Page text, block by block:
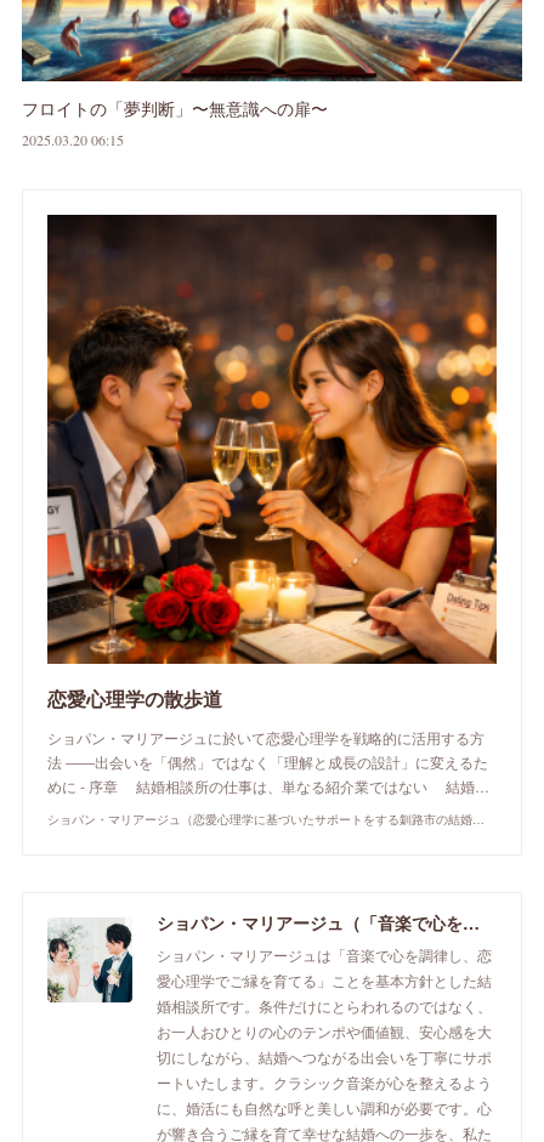
フロイトの「夢判断」〜無意識への扉〜
2025.03.20 06:15
恋愛心理学の散歩道
ショパン・マリアージュに於いて恋愛心理学を戦略的に活用する方
法 ――出会いを「偶然」ではなく「理解と成長の設計」に変えるた
めに - 序章 結婚相談所の仕事は、単なる紹介業ではない 結婚…
ショパン・マリアージュ（「音楽で心を調律し恋愛心理学でご縁を育てる」釧路市の結婚相談所）/ 全国結婚相談事業者連盟正規加盟店 / cherry-piano.com
ショパン・マリアージュは「音楽で心を調律し、恋
愛心理学でご縁を育てる」ことを基本方針とした結
婚相談所です。条件だけにとらわれるのではなく、
お一人おひとりの心のテンポや価値観、安心感を大
切にしながら、結婚へつながる出会いを丁寧にサポ
ートいたします。クラシック音楽が心を整えるよう
に、婚活にも自然な呼と美しい調和が必要です。心
が響き合うご縁を育て幸せな結婚への一歩を、私た